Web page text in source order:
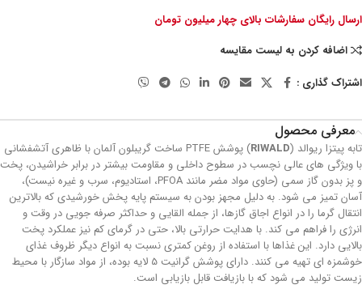
ارسال رایگان سفارشات بالای چهار میلیون تومان
اضافه کردن به لیست مقایسه
اشتراک گذاری :
معرفی محصول
تابه پیتزا ریوالد (RIWALD
) پوشش PTFE ساخت گریبلون آلمان با ظاهری آتشفشانی
با ویژگی های عالی نچسب در سطوح داخلی و مقاومت بیشتر در برابر خراشیدن، پخت
و پز بدون گاز سمی (حاوی مواد مضر مانند PFOA، استادیوم، سرب و غیره نیست)،
آسان تمیز می شود. به دلیل مجهز بودن به سیستم پایه پخش خورشیدی که بالاترین
انتقال گرما را در انواع اجاق گازها، از جمله القایی و حداکثر صرفه جویی در وقت و
انرژی را فراهم می کند. با هدایت حرارتی بالا، حتی در گرمای کم نیز عملکرد پخت
بالایی دارد. این غذاها با استفاده از روغن کمتری نسبت به انواع دیگر ظروف غذای
خوشمزه ای تهیه می کنند. دارای پوشش گرانیت 5 لایه بوده، از مواد سازگار با محیط
زیست تولید می شود که با بازیافت قابل بازیابی است.